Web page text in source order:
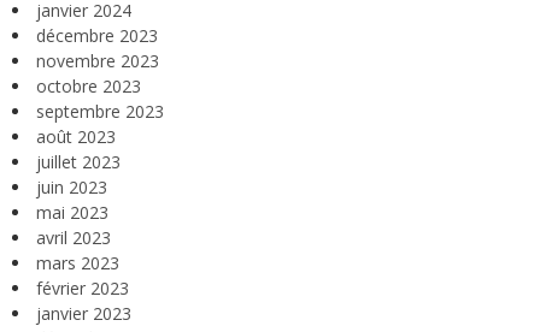
janvier 2024
décembre 2023
novembre 2023
octobre 2023
septembre 2023
août 2023
juillet 2023
juin 2023
mai 2023
avril 2023
mars 2023
février 2023
janvier 2023